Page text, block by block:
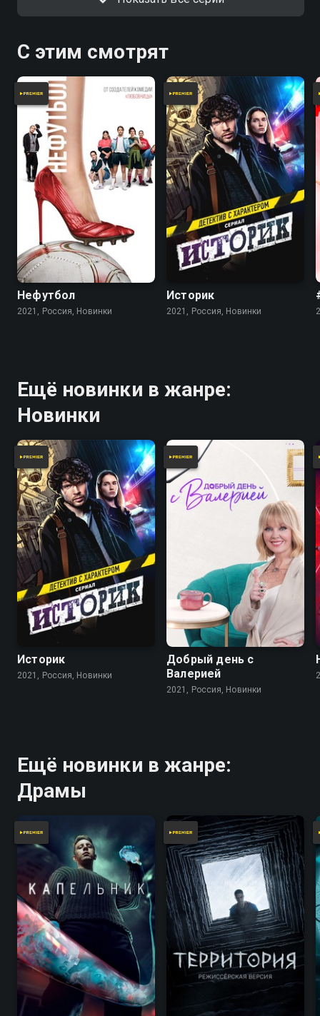
С этим смотрят
Нефутбол
2021, Россия, Новинки
Историк
2021, Россия, Новинки
Ещё новинки в жанре:
Новинки
Историк
2021, Россия, Новинки
Добрый день с
Валерией
2021, Россия, Новинки
Ещё новинки в жанре:
Драмы